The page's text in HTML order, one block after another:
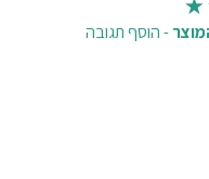
-הוסף תגובה